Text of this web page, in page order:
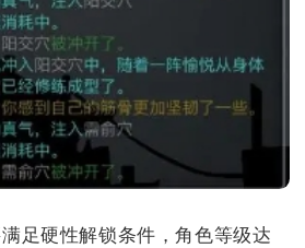
足硬性解锁条件，角色等级达